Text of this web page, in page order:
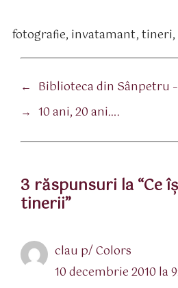
fotografie, invatamant,tineri,
← Biblioteca din Sânpetru
→ 10 ani, 20 ani….
3 răspunsuri la “Ce
tinerii”
clau p/ Colors
10 decembrie 2010 la